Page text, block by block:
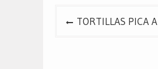
PostTORTILLAS PICA